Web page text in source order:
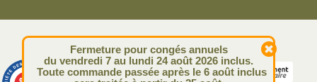
© Lumière et Déco | 2026
Fermeture pour congés annuels
du vendredi 7 au lundi 24 août 2026 inclus.
Toute commande passée après le 6 août inclus